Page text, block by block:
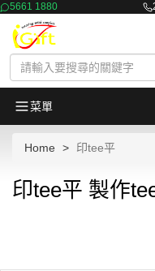
5661 1880
菜單
Home 印tee平
印tee平 製作